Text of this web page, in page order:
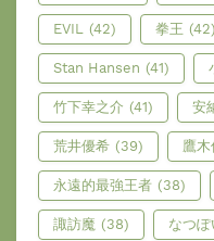
EVIL (42) 拳王 (42)
Stan Hansen (41)
竹下幸之介 (41) 安
荒井優希 (39) 鷹
永遠的最強王者 (38)
諏訪魔 (38) なつぽ